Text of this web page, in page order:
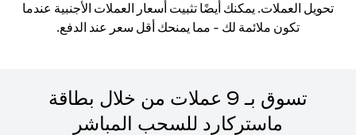
تحويل العملات. يمكنك أيضًا تثبيت أسعار العملات الأجنبية عندما
تكون ملائمة لك - مما يمنحك أقل سعر عند الدفع.
تسوق بـ 9 عملات من خلال بطاقة
ماستركارد للسحب المباشر